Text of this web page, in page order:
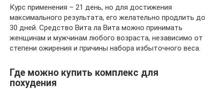
Курс применения – 21 день, но для достижения
максимального результата, его желательно продлить до
30 дней. Средство Вита ла Вита можно принимать
женщинам и мужчинам любого возраста, независимо от
степени ожирения и причины набора избыточного веса.
Где можно купить комплекс для
похудения